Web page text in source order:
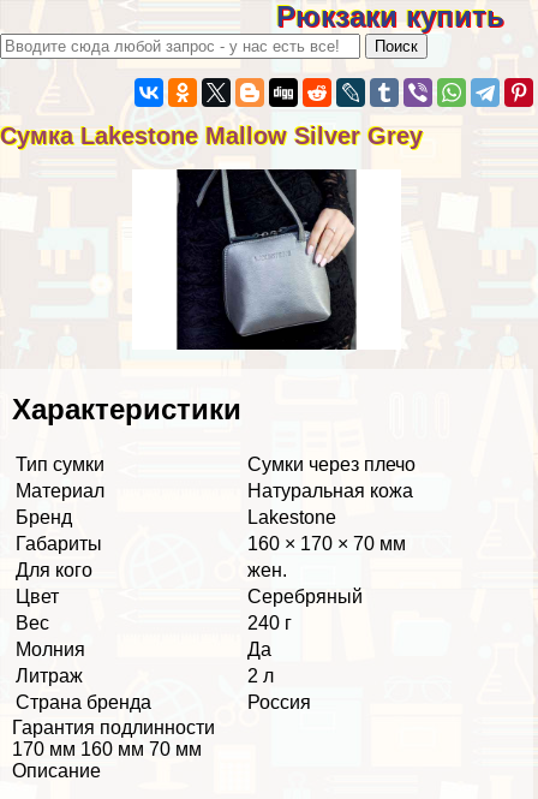
Рюкзаки купить
Сумка Lakestone Mallow Silver Grey
Хаpaктеристики
Тип сумки
Сумки через плечо
Материал
Натуральная кожа
Бренд
Lakestone
Габариты
160 × 170 × 70 мм
Для кого
жен.
Цвет
Серебряный
Вес
240 г
Молния
Да
Литраж
2 л
Страна бренда
Россия
Гарантия подлинности
170 мм 160 мм 70 мм
Описание